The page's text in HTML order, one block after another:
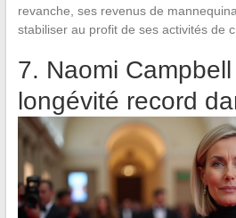
revanche, ses revenus de
stabiliser au profit de ses activités de
7. Naomi
longévité record